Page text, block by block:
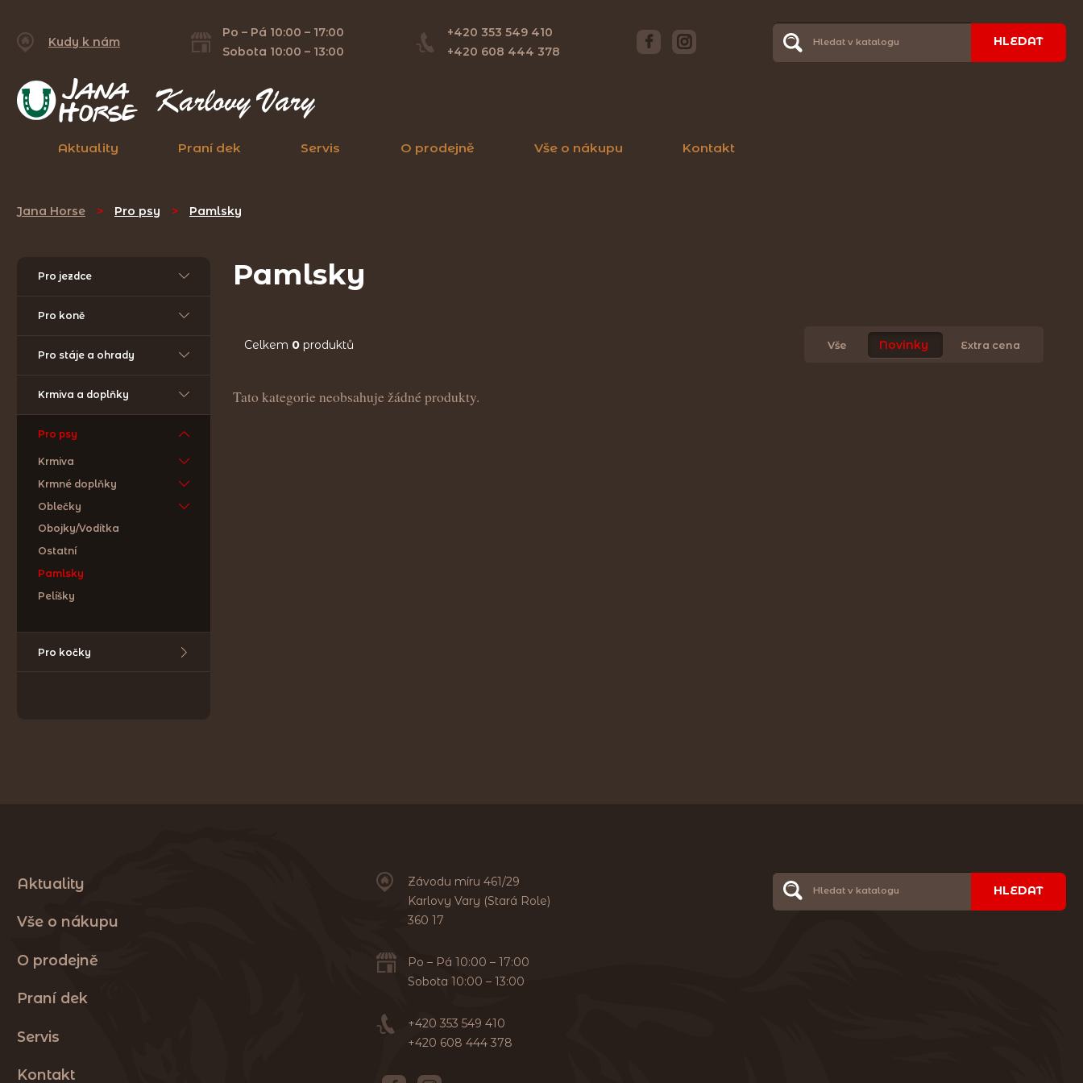
Kudy k nám
Po – Pá 10:00 – 17:00
Sobota 10:00 – 13:00
+420 353 549 410
+420 608 444 378
HLEDAT
Aktuality Praní dek Servis O prodejně Vše o nákupu Kontakt
Jana Horse > Pro psy > Pamlsky
Pro jezdce
Pro koně
Pro stáje a ohrady
Krmiva a doplňky
Pro psy
Krmiva
Krmné doplňky
Oblečky
Obojky/Vodítka
Ostatní
Pamlsky
Pelíšky
Pro kočky
Pamlsky
Celkem 0 produktů Vše Novinky Extra cena
Tato kategorie neobsahuje žádné produkty.
Aktuality
Vše o nákupu
O prodejně
Praní dek
Servis
Kontakt
Závodu míru 461/29
Karlovy Vary (Stará Role)
360 17
Po – Pá 10:00 – 17:00
Sobota 10:00 – 13:00
+420 353 549 410
+420 608 444 378
HLEDAT